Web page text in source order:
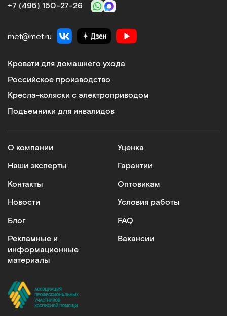
+7 (495) 150‑27‑26
met@met.ru
Кровати для домашнего ухода
Российское производство
Кресла-коляски с электроприводом
Подъемники для инвалидов
О компании
Наши эксперты
Контакты
Новости
Блог
Рекламные и
информационные
материалы
Уценка
Гарантии
Оптовикам
Условия работы
FAQ
Вакансии